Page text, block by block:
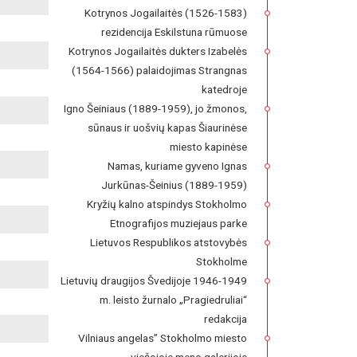
Kotrynos Jogailaitės (1526-1583)
rezidencija Eskilstuna rūmuose
Kotrynos Jogailaitės dukters Izabelės
(1564-1566) palaidojimas Strangnas
katedroje
Igno Šeiniaus (1889-1959), jo žmonos,
sūnaus ir uošvių kapas Šiaurinėse
miesto kapinėse
Namas, kuriame gyveno Ignas
Jurkūnas-Šeinius (1889-1959)
Kryžių kalno atspindys Stokholmo
Etnografijos muziejaus parke
Lietuvos Respublikos atstovybės
Stokholme
Lietuvių draugijos Švedijoje 1946-1949
m. leisto žurnalo „Pragiedruliai“
redakcija
Vilniaus angelas” Stokholmo miesto